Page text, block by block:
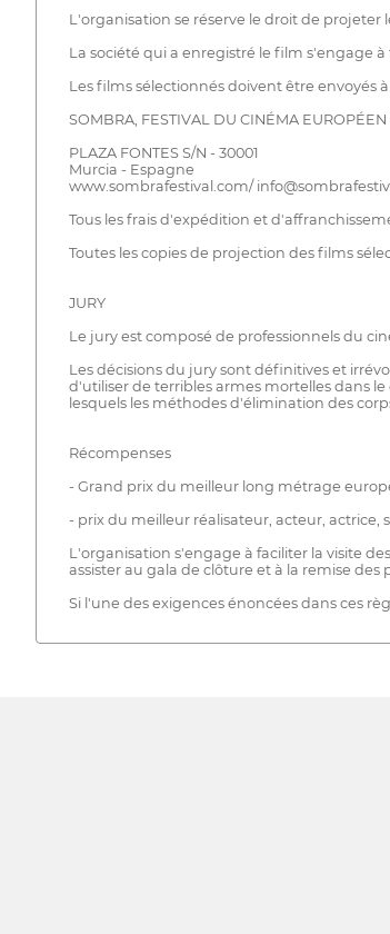
L'organisation se réserve le droit de
La société qui a enregistré le film s'engage
Les films sélectionnés doivent être envoyés
SOMBRA, FESTIVAL DU CINÉMA
PLAZA FONTES S/N - 30001
Murcia - Espagne
www.sombrafestival.com/
Tous les frais d'expédition et
Toutes les copies de projection des films
JURY
Le jury est composé de professionnels du
Les décisions du jury sont définitives et
d'utiliser de terribles armes mortelles dans
lesquels les méthodes d'élimination des
Récompenses
- Grand prix du meilleur long métrage
- prix du meilleur réalisateur, acteur,
L'organisation s'engage à faciliter la visite
assister au gala de clôture et à la remise des
Si l'une des exigences énoncées dans ces